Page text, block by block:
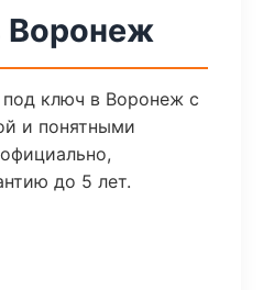
Воронеж
ключ в Воронеж с
и понятными
до 5 лет.